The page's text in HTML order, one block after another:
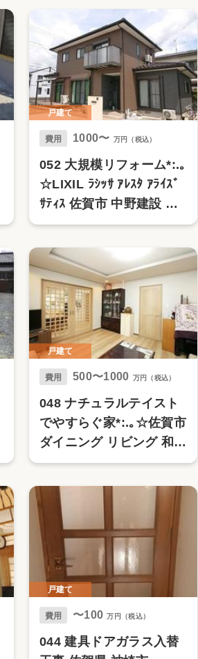
戸建て
費用 1000〜 万円（税込）
052 大規模リフォーム*:.｡
☆LIXIL ﾗｼｯｻ ｱﾚｽﾀ ｱﾗｲｽﾞ
ｻﾃｨｽ 佐賀市 中野建設 中
野ハウジング
戸建て
費用 500〜1000 万円（税込）
048 ナチュラルテイスト
でやすらぐ家*:.｡☆佐賀市
ダイニング リビング 和室
洋室 廊下 トイレ LIXIL ﾗ
戸建て
費用 〜100 万円（税込）
044 建具ドアガラス入替